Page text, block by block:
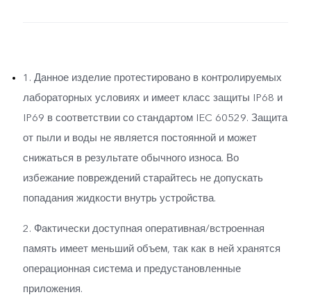
1. Данное изделие протестировано в контролируемых
лабораторных условиях и имеет класс защиты IP68 и
IP69 в соответствии со стандартом IEC 60529. Защита
от пыли и воды не является постоянной и может
снижаться в результате обычного износа. Во
избежание повреждений старайтесь не допускать
попадания жидкости внутрь устройства.
2. Фактически доступная оперативная/встроенная
память имеет меньший объем, так как в ней хранятся
операционная система и предустановленные
приложения.